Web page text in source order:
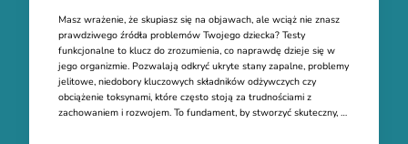
Masz wrażenie, że skupiasz się na objawach, ale wciąż nie znasz
prawdziwego źródła problemów Twojego dziecka? Testy
funkcjonalne to klucz do zrozumienia, co naprawdę dzieje się w
jego organizmie. Pozwalają odkryć ukryte stany zapalne, problemy
jelitowe, niedobory kluczowych składników odżywczych czy
obciążenie toksynami, które często stoją za trudnościami z
zachowaniem i rozwojem. To fundament, by stworzyć skuteczny, …